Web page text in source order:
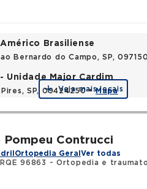
Brasiliense
Bernardo do Campo, SP,
Unidade Major Cardim
Pires, SP, 09424250 •Mapa
Veja mais locais
Pompeu Contrucci
Ortopedia Geral Ver todas
RQE 96863 - Ortopedia e